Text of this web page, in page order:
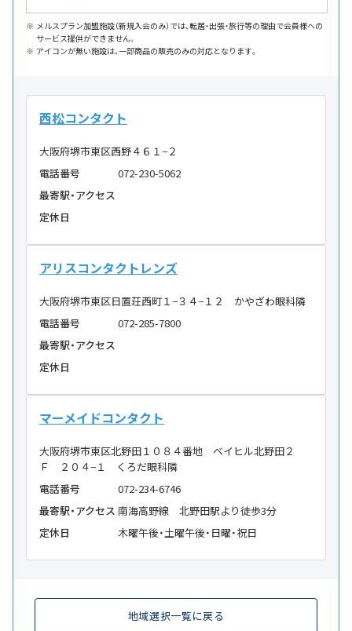
メルスプラン加盟施設（新規入会のみ）では、転居・出張・旅行等の理由で会員様への
サービス提供ができません。
アイコンが無い施設は、一部商品の販売のみの対応となります。
西松コンタクト
大阪府堺市東区西野４６１−２
電話番号
072-230-5062
最寄駅・アクセス
定休日
アリスコンタクトレンズ
大阪府堺市東区日置荘西町１−３４−１２ かやざわ眼科隣
電話番号
072-285-7800
最寄駅・アクセス
定休日
マーメイドコンタクト
大阪府堺市東区北野田１０８４番地 ベイヒル北野田２
Ｆ ２０４−１ くろだ眼科隣
電話番号
072-234-6746
最寄駅・アクセス 南海高野線 北野田駅より徒歩3分
定休日
木曜午後・土曜午後・日曜・祝日
地域選択一覧に戻る